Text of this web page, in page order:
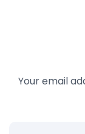
Your email